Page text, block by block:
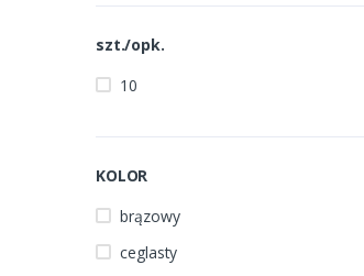
szt./opk.
10
KOLOR
brązowy
ceglasty